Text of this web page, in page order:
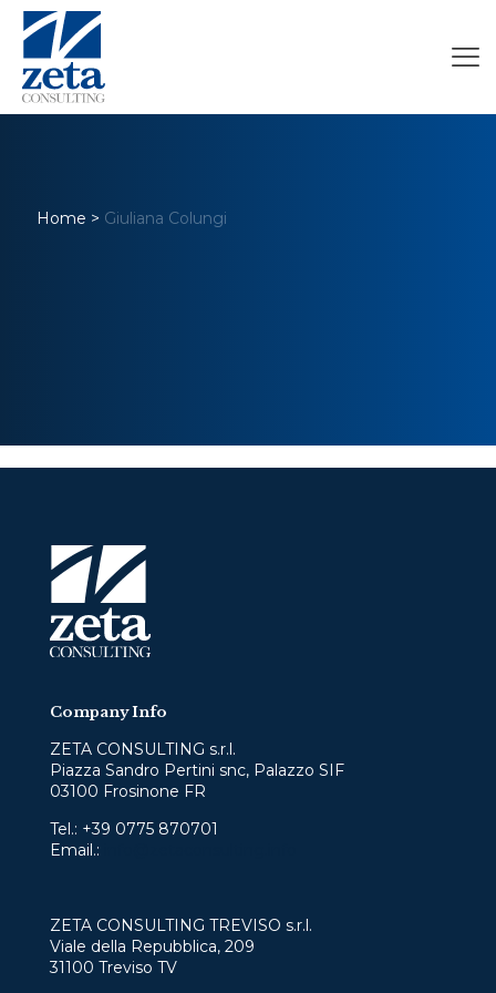
Home > Giuliana Colungi
Company Info
ZETA CONSULTING s.r.l.
Piazza Sandro Pertini snc, Palazzo SIF
03100 Frosinone FR
Tel.: +39 0775 870701
Email.:
ZETA CONSULTING TREVISO s.r.l.
Viale della Repubblica, 209
31100 Treviso TV